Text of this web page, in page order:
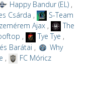
Happy Bandur (EL) ,
Csárda ,
S-Team
Ajax,
The
, Tye Tye ,
Barátai ,
Why
,
FC Móricz